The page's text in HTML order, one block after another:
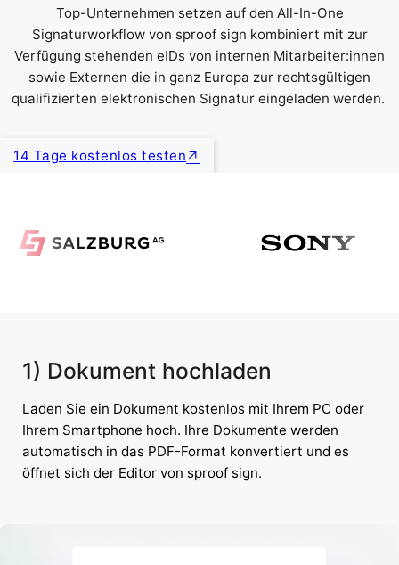
Top-Unternehmen setzen auf den All-In-One
Signaturworkflow von sproof sign kombiniert mit zur
Verfügung stehenden eIDs von internen Mitarbeiter:innen
sowie Externen die in ganz Europa zur rechtsgültigen
qualifizierten elektronischen Signatur eingeladen werden.
14 Tage kostenlos testen
1) Dokument hochladen
Laden Sie ein Dokument kostenlos mit Ihrem PC oder
Ihrem Smartphone hoch. Ihre Dokumente werden
automatisch in das PDF-Format konvertiert und es
öffnet sich der Editor von sproof sign.